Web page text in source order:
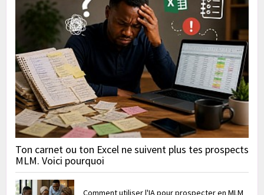
Ton carnet ou ton Excel ne suivent plus tes prospects
MLM. Voici pourquoi
Comment utiliser l'IA pour prospecter en MLM